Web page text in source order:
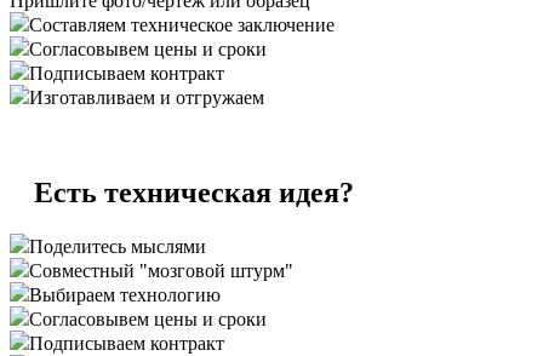
Составляем техническое заключение
Согласовывем цены и сроки
Подписываем контракт
Изготавливаем и отгружаем
Есть техническая идея?
Поделитесь мыслями
Совместный "мозговой штурм"
Выбираем технологию
Согласовывем цены и сроки
Подписываем контракт